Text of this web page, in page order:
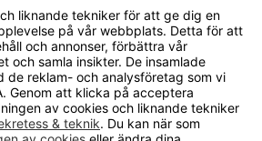
Vårt mål är att erbjuda
produkterna för din
avancerade
lösningar och tjänster.